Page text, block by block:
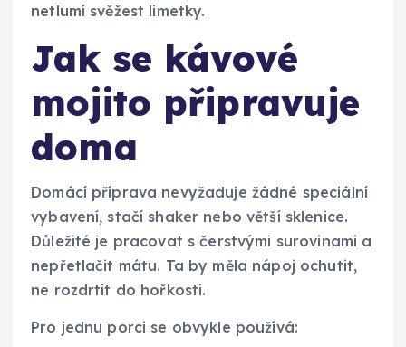
netlumí svěžest limetky.
Jak se kávové
mojito připravuje
doma
Domácí příprava nevyžaduje žádné speciální
vybavení, stačí shaker nebo větší sklenice.
Důležité je pracovat s čerstvými surovinami a
nepřetlačit mátu. Ta by měla nápoj ochutit,
ne rozdrtit do hořkosti.
Pro jednu porci se obvykle používá: